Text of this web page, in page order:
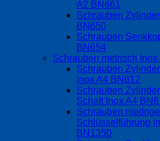
A2 BN661
Schrauben
BN650
Schrauben
BN654
Schrauben metrisch Inox
Schrauben
Inox A4 BN612
Schrauben
Schaft Inox A4
Schrauben
Schlüsselführung
BN1350